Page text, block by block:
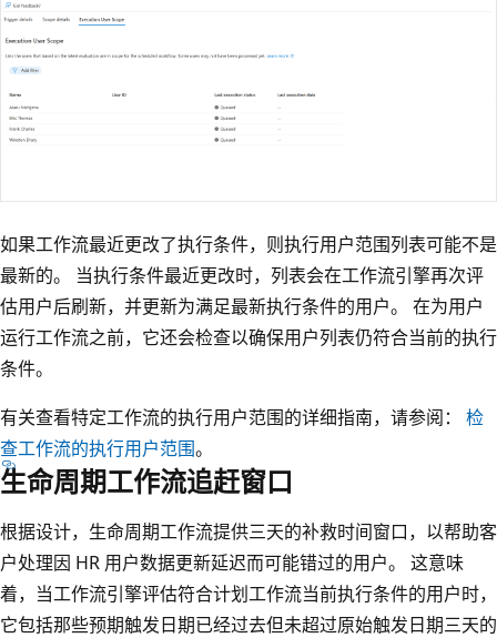
如果工作流最近更改了执行条件，则执行用户范围列表可能不是
最新的。 当执行条件最近更改时，列表会在工作流引擎再次评
估用户后刷新，并更新为满足最新执行条件的用户。 在为用户
运行工作流之前，它还会检查以确保用户列表仍符合当前的执行
条件。
有关查看特定工作流的执行用户范围的详细指南，请参阅： 检
查工作流的执行用户范围。
生命周期工作流追赶窗口
根据设计，生命周期工作流提供三天的补救时间窗口，以帮助客
户处理因 HR 用户数据更新延迟而可能错过的用户。 这意味
着，当工作流引擎评估符合计划工作流当前执行条件的用户时，
它包括那些预期触发日期已经过去但未超过原始触发日期三天的